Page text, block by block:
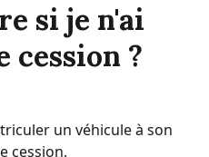
si je n'ai
cession ?
un véhicule à son
cession.